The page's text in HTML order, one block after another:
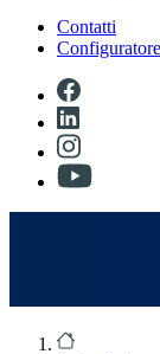
Contatti
Configuratore